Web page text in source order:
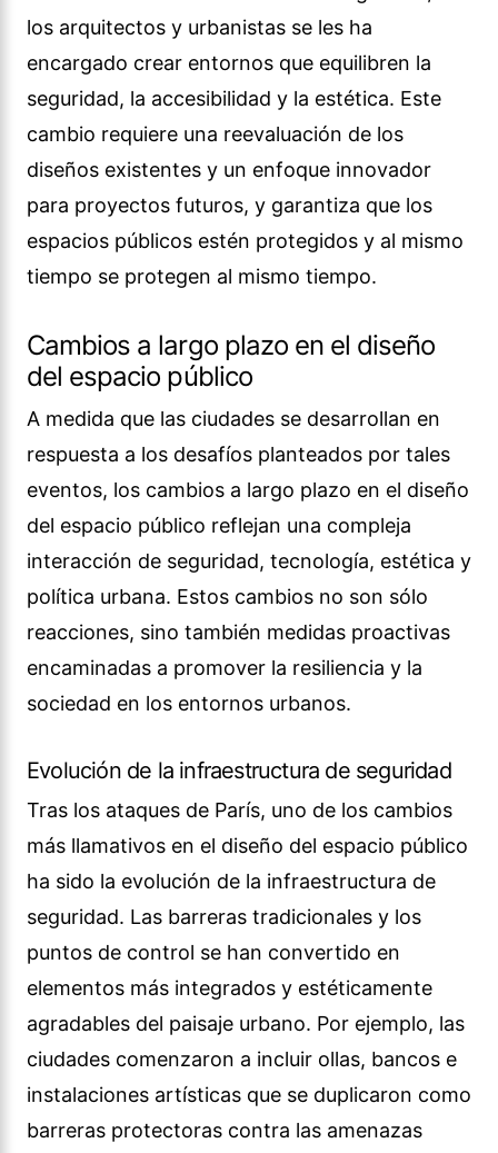
los arquitectos y urbanistas se les ha
encargado crear entornos que equilibren la
seguridad, la accesibilidad y la estética. Este
cambio requiere una reevaluación de los
diseños existentes y un enfoque innovador
para proyectos futuros, y garantiza que los
espacios públicos estén protegidos y al mismo
tiempo se protegen al mismo tiempo.
Cambios a largo plazo en el diseño
del espacio público
A medida que las ciudades se desarrollan en
respuesta a los desafíos planteados por tales
eventos, los cambios a largo plazo en el diseño
del espacio público reflejan una compleja
interacción de seguridad, tecnología, estética y
política urbana. Estos cambios no son sólo
reacciones, sino también medidas proactivas
encaminadas a promover la resiliencia y la
sociedad en los entornos urbanos.
Evolución de la infraestructura de seguridad
Tras los ataques de París, uno de los cambios
más llamativos en el diseño del espacio público
ha sido la evolución de la infraestructura de
seguridad. Las barreras tradicionales y los
puntos de control se han convertido en
elementos más integrados y estéticamente
agradables del paisaje urbano. Por ejemplo, las
ciudades comenzaron a incluir ollas, bancos e
instalaciones artísticas que se duplicaron como
barreras protectoras contra las amenazas